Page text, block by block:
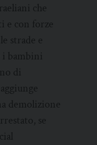
che
e con forze
strade e
i bambini
di
demolizione
se